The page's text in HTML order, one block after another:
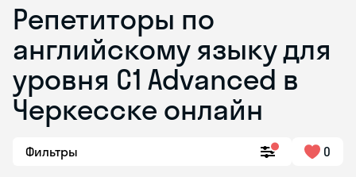
Репетиторы по
английскому языку для
уровня C1 Advanced в
Черкесске онлайн
Фильтры 0
Skyeng Chat